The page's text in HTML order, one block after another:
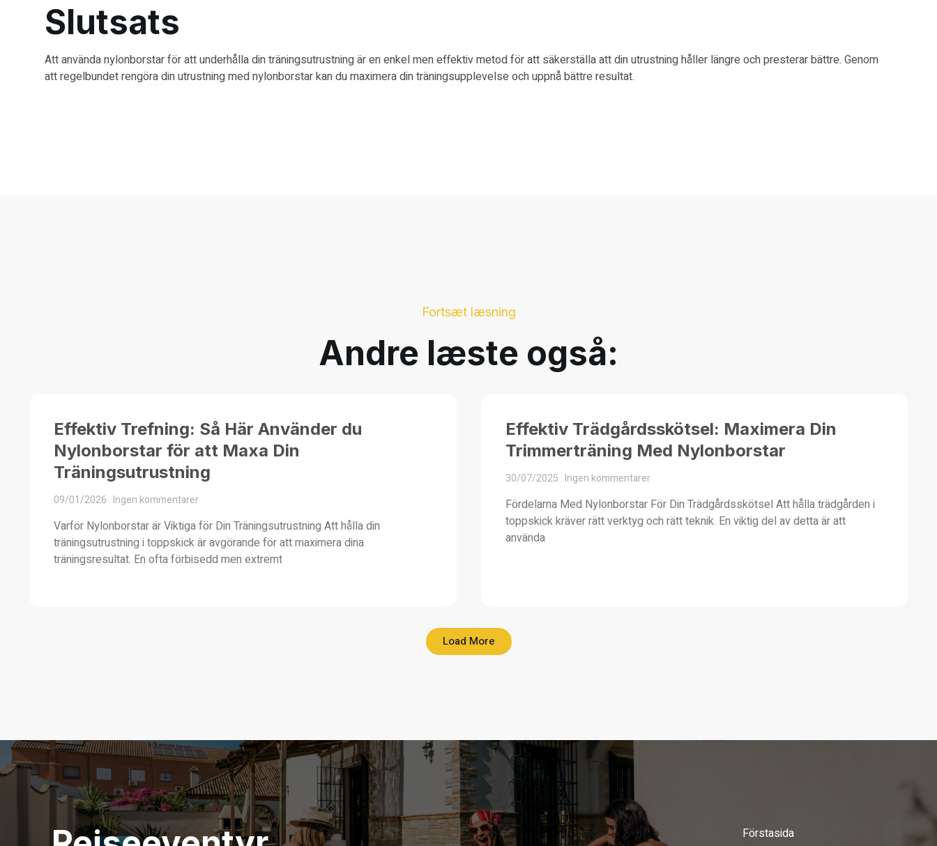
Slutsats
Att använda nylonborstar för att underhålla din träningsutrustning är en enkel men effektiv metod för att säkerställa att din utrustning håller längre och presterar bättre. Genom
att regelbundet rengöra din utrustning med nylonborstar kan du maximera din träningsupplevelse och uppnå bättre resultat.
Fortsæt læsning
Andre læste også:
Effektiv Trefning: Så Här Använder du
Nylonborstar för att Maxa Din
Träningsutrustning
09/01/2026 Ingen kommentarer
Varför Nylonborstar är Viktiga för Din Träningsutrustning Att hålla din
träningsutrustning i toppskick är avgörande för att maximera dina
träningsresultat. En ofta förbisedd men extremt
Effektiv Trädgårdsskötsel: Maximera Din
Trimmerträning Med Nylonborstar
30/07/2025 Ingen kommentarer
Fördelarna Med Nylonborstar För Din Trädgårdsskötsel Att hålla trädgården i
toppskick kräver rätt verktyg och rätt teknik. En viktig del av detta är att
använda
Load More
Förstasida